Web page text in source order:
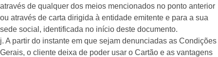
através de qualquer dos meios mencionados no ponto anterior
ou através de carta dirigida à entidade emitente e para a sua
sede social, identificada no início deste documento.
j. A partir do instante em que sejam denunciadas as Condições
Gerais, o cliente deixa de poder usar o Cartão e as vantagens